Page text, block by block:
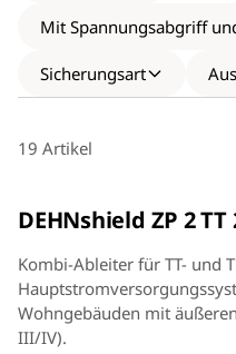
Mit Spannungsabgriff
Sicherungsart
19 Artikel
DEHNshield ZP 2 TT
Kombi-Ableiter für TT- und
Wohngebäuden mit
III/IV).